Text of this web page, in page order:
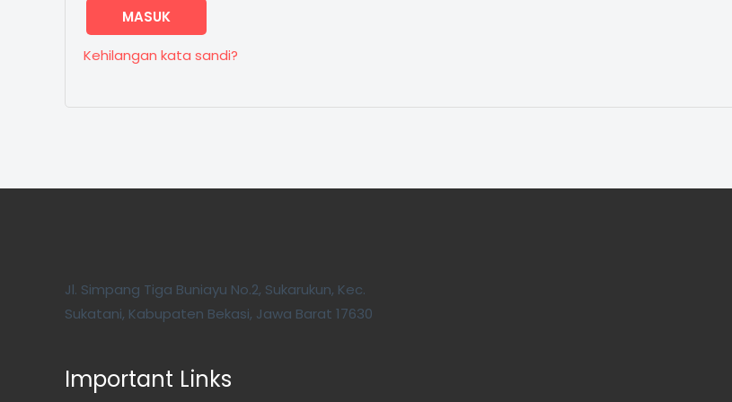
MASUK
Kehilangan kata sandi?
Jl. Simpang Tiga Buniayu No.2, Sukarukun, Kec.
Sukatani, Kabupaten Bekasi, Jawa Barat 17630
Important Links